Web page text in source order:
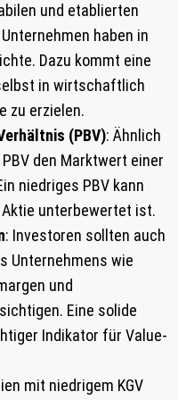
und etablierten
haben in
Dazu kommt eine
in wirtschaftlich
zu erzielen.
(PBV): Ähnlich
den Marktwert einer
niedriges PBV kann
unterbewertet ist.
: Investoren sollten auch
Unternehmens wie
und
Eine solide
Indikator für Value-
mit niedrigem KGV